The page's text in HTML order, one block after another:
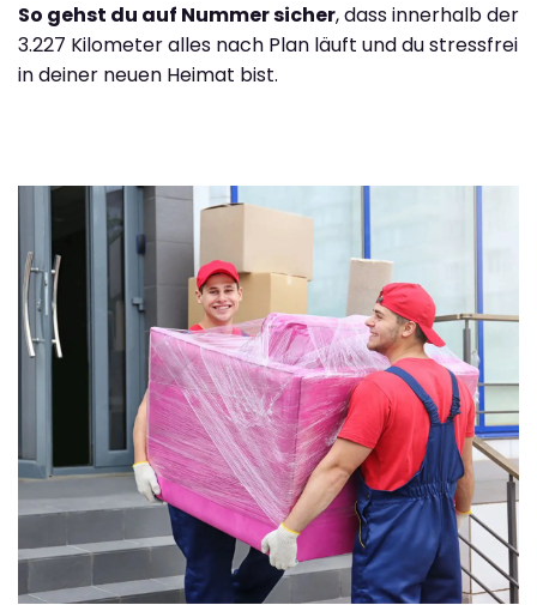
So gehst du auf Nummer sicher, dass innerhalb der
3.227 Kilometer alles nach Plan läuft und du stressfrei
in deiner neuen Heimat bist.